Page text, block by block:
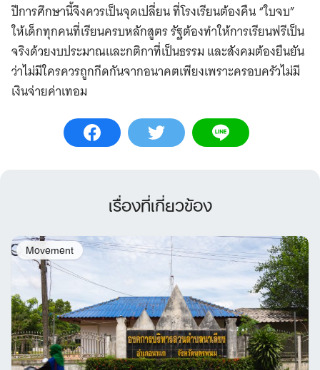
ปีการศึกษานี้จึงควรเป็นจุดเปลี่ยน ที่โรงเรียนต้องคืน “ใบจบ”
ให้เด็กทุกคนที่เรียนครบหลักสูตร รัฐต้องทำให้การเรียนฟรีเป็น
จริงด้วยงบประมาณและกติกาที่เป็นธรรม และสังคมต้องยืนยัน
ว่าไม่มีใครควรถูกกีดกันจากอนาคตเพียงเพราะครอบครัวไม่มี
เงินจ่ายค่าเทอม
เรื่องที่เกี่ยวข้อง
Movement